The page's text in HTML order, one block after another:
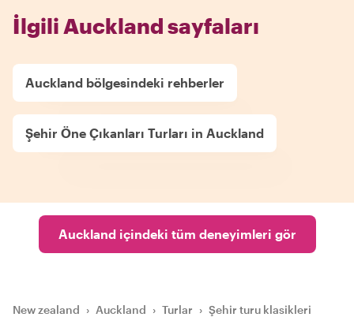
İlgili Auckland sayfaları
Auckland bölgesindeki rehberler
Şehir Öne Çıkanları Turları in Auckland
Auckland içindeki tüm deneyimleri gör
New zealand › Auckland › Turlar › Şehir turu klasikleri